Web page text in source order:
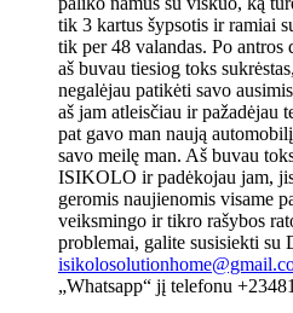
tik 3 kartus šypsotis ir ramiai
tik per 48 valandas. Po antros
aš buvau tiesiog toks
negalėjau patikėti savo
aš jam atleisčiau ir pažadėjau
pat gavo man naują
savo meilę man. Aš buvau
ISIKOLO ir padėkojau jam,
geromis naujienomis visame
veiksmingo ir tikro rašybos
problemai, galite susisiekti
„Whatsapp“ jį telefonu